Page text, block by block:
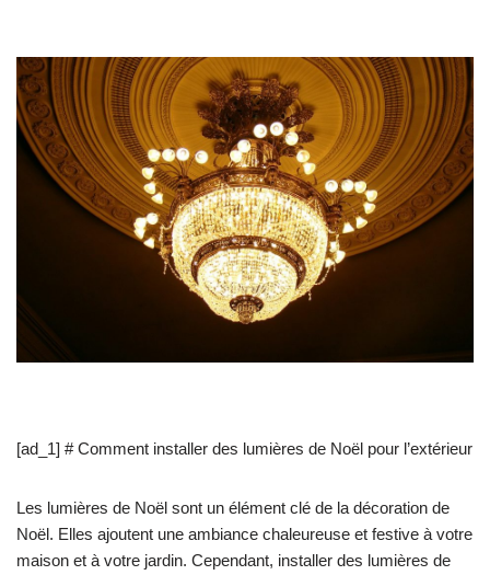
[ad_1] # Comment installer des lumières de Noël pour l’extérieur
Les lumières de Noël sont un élément clé de la décoration de
Noël. Elles ajoutent une ambiance chaleureuse et festive à votre
maison et à votre jardin. Cependant, installer des lumières de